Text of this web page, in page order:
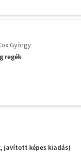
György
regék
javított képes kiadás)